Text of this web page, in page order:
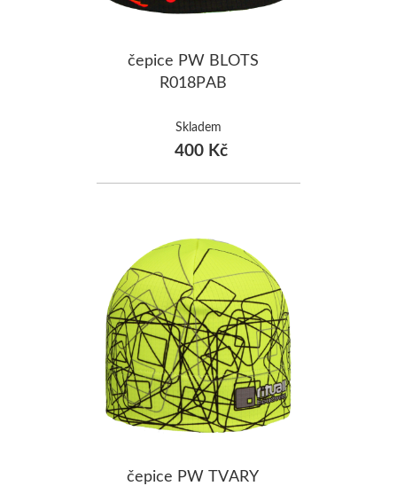
čepice PW BLOTS
R018PAB
Skladem
400 Kč
čepice PW TVARY